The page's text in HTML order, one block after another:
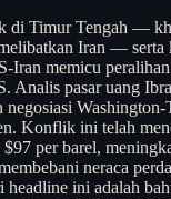
di Timur Tengah —
Iran — serta
Iran memicu
Analis pasar uang
negosiasi Washington-
Konflik ini telah
$97 per barel,
neraca
ini adalah